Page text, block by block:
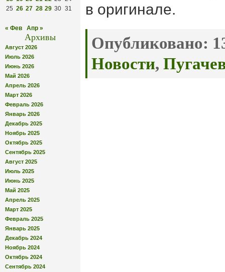
25 26 27 28 29 30 31
« Фев Апр »
Архивы
Август 2026
Июль 2026
Июнь 2026
Май 2026
Апрель 2026
Март 2026
Февраль 2026
Январь 2026
Декабрь 2025
Ноябрь 2025
Октябрь 2025
Сентябрь 2025
Август 2025
Июль 2025
Июнь 2025
Май 2025
Апрель 2025
Март 2025
Февраль 2025
Январь 2025
Декабрь 2024
Ноябрь 2024
Октябрь 2024
Сентябрь 2024
в оригинале.
Опубликовано:
Новости,